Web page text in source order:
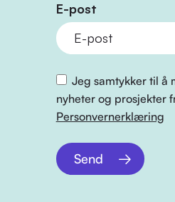
E-post
Jeg samtykker til å
nyheter og prosjekter
Personvernerklæring
Send